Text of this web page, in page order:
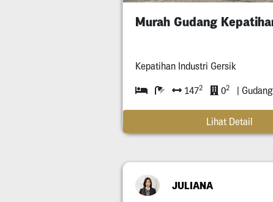
Kepatihan Industri Gersik
1472 02 | Gudang
Lihat Detail
JULIANA